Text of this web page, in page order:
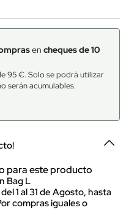
en cheques de 10
95 €. Solo se podrá utilizar
serán acumulables.
para este producto
Bag L
1 al 31 de Agosto, hasta
compras iguales o